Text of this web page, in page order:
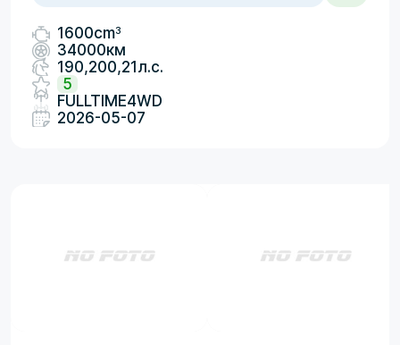
1600cm3
34000км
190,200,21л.с.
5
FULLTIME4WD
2026-05-07